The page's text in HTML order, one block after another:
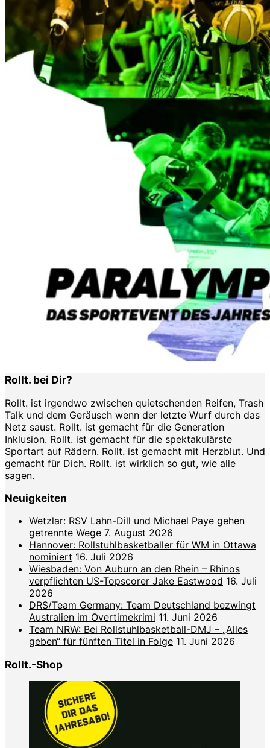
Rollt. bei Dir?
Rollt. ist irgendwo zwischen quietschenden Reifen, Trash
Talk und dem Geräusch wenn der letzte Wurf durch das
Netz saust. Rollt. ist gemacht für die Generation
Inklusion. Rollt. ist gemacht für die spektakulärste
Sportart auf Rädern. Rollt. ist gemacht mit Herzblut. Und
gemacht für Dich. Rollt. ist wirklich so gut, wie alle
sagen.
Neuigkeiten
Wetzlar: RSV Lahn-Dill und Michael Paye gehen
getrennte Wege 7. August 2026
Hannover: Rollstuhlbasketballer für WM in Ottawa
nominiert 16. Juli 2026
Wiesbaden: Von Auburn an den Rhein – Rhinos
verpflichten US-Topscorer Jake Eastwood 16. Juli
2026
DRS/Team Germany: Team Deutschland bezwingt
Australien im Overtimekrimi 11. Juni 2026
Team NRW: Bei Rollstuhlbasketball-DMJ – „Alles
geben“ für fünften Titel in Folge 11. Juni 2026
Rollt.-Shop